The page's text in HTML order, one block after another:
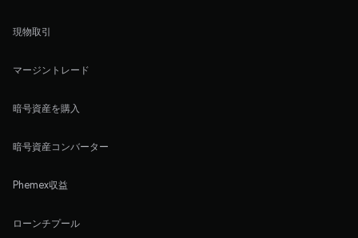
現物取引
マージントレード
暗号資産を購入
暗号資産コンバーター
Phemex収益
ローンチプール